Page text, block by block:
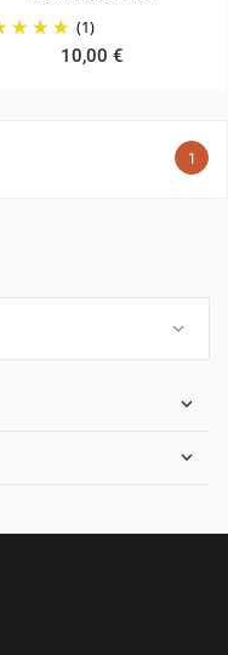
keyboard_arrow_down
(1)
10,00 €
1